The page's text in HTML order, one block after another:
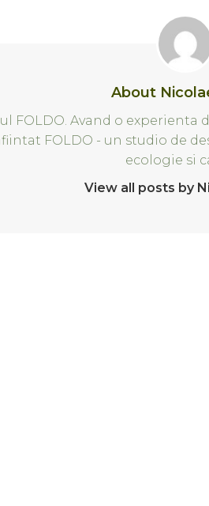
About
FOLDO. Avand o experienta
FOLDO - un studio de
ecologie si
View all posts by